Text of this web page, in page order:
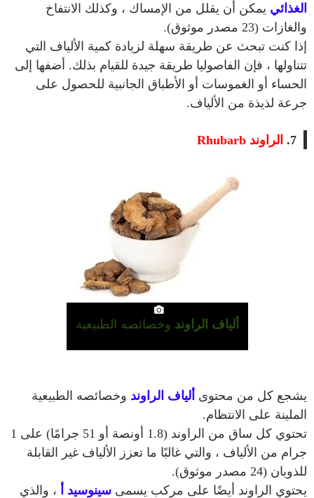
الغذائي يمكن أن يقلل من الإمساك ، وكذلك الانتفاخ
والغازات (23 مصدر موثوق).
إذا كنت تبحث عن طريقة سهلة لزيادة كمية الألياف التي
تتناولها ، فإن الفاصوليا طريقة جيدة للقيام بذلك. أضفها إلى
الحساء أو الغموسات أو الأطباق الجانبية للحصول على
جرعة لذيذة من الألياف.
7. الراوند Rhubarb
ألياف الراوند وخصائصه الطبيعية
يشجع كل من محتوى ألياف الراوند وخصائصه الطبيعية
الملينة على الانتظام.
تحتوي كل ساق من الراوند (1.8 أونصة أو 51 جرامًا) على 1
جرام من الألياف ، والتي غالبًا ما تعزز الألياف غير القابلة
للذوبان (24 مصدر موثوق).
يحتوي الراوند أيضًا على مركب يسمى سينوسيد أ ، والذي